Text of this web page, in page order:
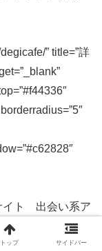
” title=”詳
イト 出会い系ア
ます。
トップ サイドバー